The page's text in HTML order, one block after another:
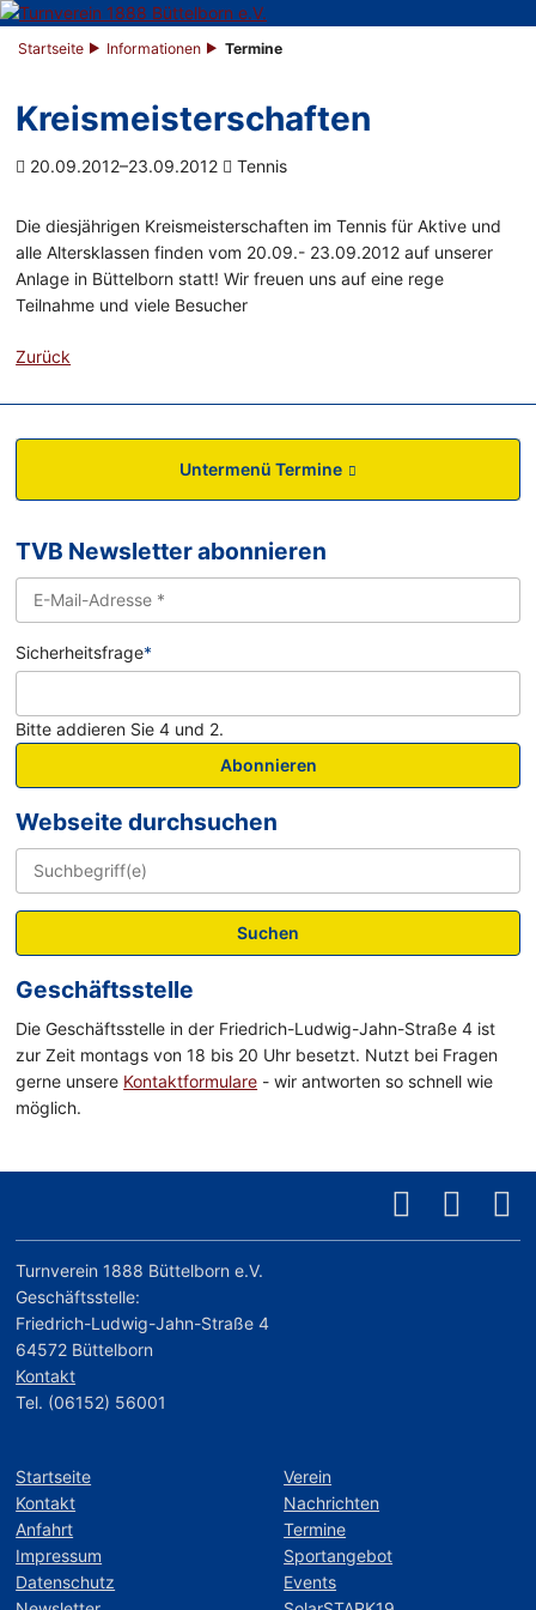
Startseite Informationen Termine
Kreismeisterschaften
20.09.2012–23.09.2012 Tennis
Die diesjährigen Kreismeisterschaften im Tennis für Aktive und
alle Altersklassen finden vom 20.09.- 23.09.2012 auf unserer
Anlage in Büttelborn statt! Wir freuen uns auf eine rege
Teilnahme und viele Besucher
Zurück
Untermenü Termine
TVB Newsletter abonnieren
Sicherheitsfrage*
Bitte addieren Sie 4 und 2.
Abonnieren
Webseite durchsuchen
Suchen
Geschäftsstelle
Die Geschäftsstelle in der Friedrich-Ludwig-Jahn-Straße 4 ist
zur Zeit montags von 18 bis 20 Uhr besetzt. Nutzt bei Fragen
gerne unsere Kontaktformulare - wir antworten so schnell wie
möglich.
Turnverein 1888 Büttelborn e.V.
Geschäftsstelle:
Friedrich-Ludwig-Jahn-Straße 4
64572 Büttelborn
Kontakt
Tel. (06152) 56001
Startseite
Kontakt
Anfahrt
Impressum
Datenschutz
Verein
Nachrichten
Termine
Sportangebot
Events